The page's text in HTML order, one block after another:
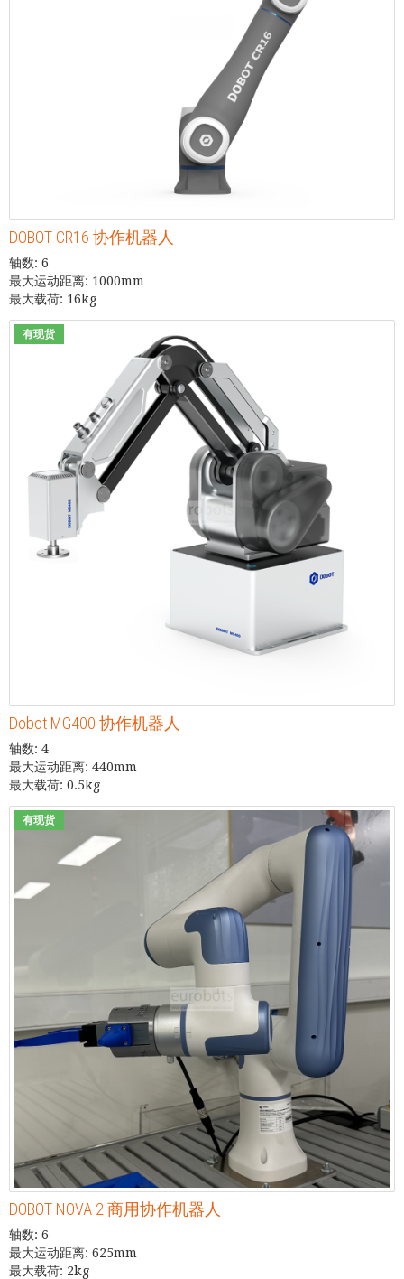
DOBOT CR16 协作机器人
轴数: 6
最大运动距离: 1000mm
最大载荷: 16kg
有现货
Dobot MG400 协作机器人
轴数: 4
最大运动距离: 440mm
最大载荷: 0.5kg
有现货
DOBOT NOVA 2 商用协作机器人
轴数: 6
最大运动距离: 625mm
最大载荷: 2kg